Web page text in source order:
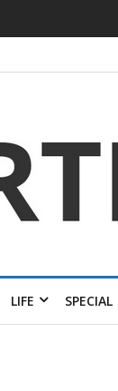
LIFE SPECIAL